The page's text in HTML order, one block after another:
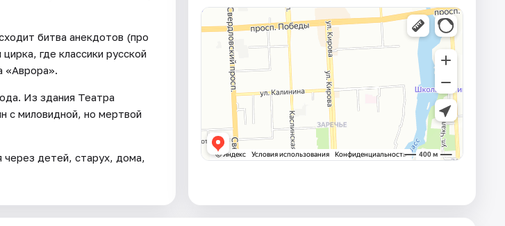
битва анекдотов (про
где классики русской
«Аврора».
Из здания Театра
с миловидной, но мертвой
через детей, старух, дома,